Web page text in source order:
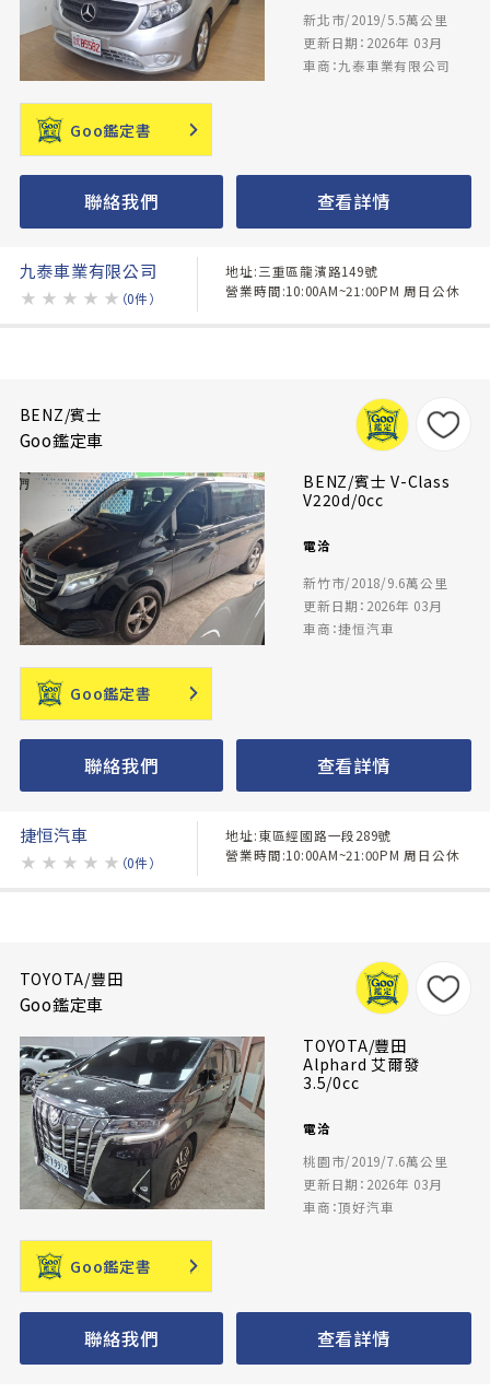
新北市/2019/5.5萬公里
更新日期：2026年 03月
車商：九泰車業有限公司
Goo鑑定書
聯絡我們 查看詳情
九泰車業有限公司
★ ★ ★ ★ ★ （0件）
地址:三重區龍濱路149號
營業時間:10:00AM~21:00PM 周日公休
BENZ/賓士
Goo鑑定車
BENZ/賓士 V-Class
V220d/0cc
電洽
新竹市/2018/9.6萬公里
更新日期：2026年 03月
車商：捷恒汽車
Goo鑑定書
聯絡我們 查看詳情
捷恒汽車
★ ★ ★ ★ ★ （0件）
地址:東區經國路一段289號
營業時間:10:00AM~21:00PM 周日公休
TOYOTA/豐田
Goo鑑定車
TOYOTA/豐田
Alphard 艾爾發
3.5/0cc
電洽
桃園市/2019/7.6萬公里
更新日期：2026年 03月
車商：頂好汽車
Goo鑑定書
聯絡我們 查看詳情